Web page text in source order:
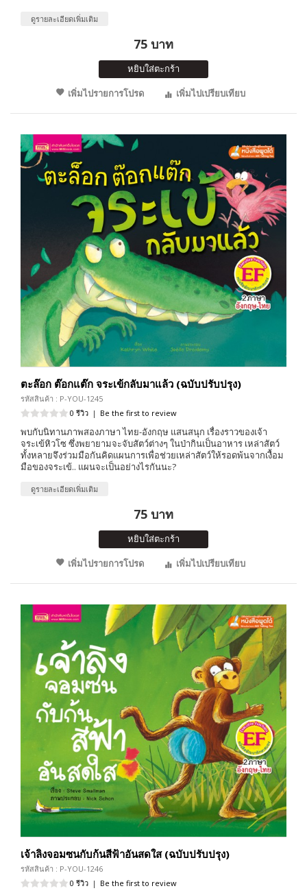
ดูรายละเอียดเพิ่มเติม
75 บาท
หยิบใส่ตะกร้า
เพิ่มไปรายการโปรด
เพิ่มไปเปรียบเทียบ
ตะล๊อก ต๊อกแต๊ก จระเข้กลับมาแล้ว (ฉบับปรับปรุง)
รหัสสินค้า : P-YOU-1245
0 รีวิว | Be the first to review
พบกับนิทานภาพสองภาษา ไทย-อังกฤษ แสนสนุก เรื่องราวของเจ้า
จระเข้หิวโซ ซึ่งพยายามจะจับสัตว์ต่างๆ ในป่ากินเป็นอาหาร เหล่าสัตว์
ทั้งหลายจึงร่วมมือกันคิดแผนการเพื่อช่วยเหล่าสัตว์ให้รอดพ้นจากเงื้อม
มือของจระเข้.. แผนจะเป็นอย่างไรกันนะ?
ดูรายละเอียดเพิ่มเติม
75 บาท
หยิบใส่ตะกร้า
เพิ่มไปรายการโปรด
เพิ่มไปเปรียบเทียบ
เจ้าลิงจอมซนกับก้นสีฟ้าอันสดใส (ฉบับปรับปรุง)
รหัสสินค้า : P-YOU-1246
0 รีวิว | Be the first to review